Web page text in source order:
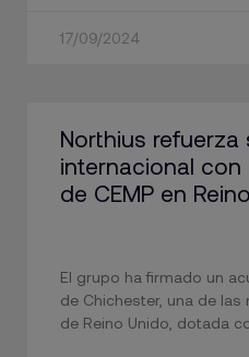
17/09/2024
Northius
internacional
de CEMP en
El grupo ha firmado un
de Chichester, una de
de Reino Unido, dotada